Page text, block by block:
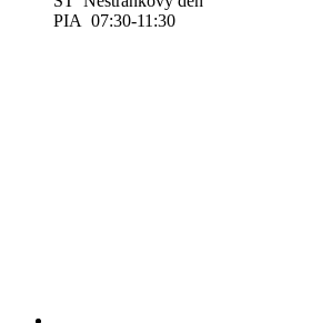
PIA 07:30-11:30